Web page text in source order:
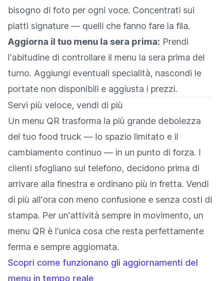
bisogno di foto per ogni voce. Concentrati sui
piatti signature — quelli che fanno fare la fila.
Aggiorna il tuo menu la sera prima: Prendi
l'abitudine di controllare il menu la sera prima del
turno. Aggiungi eventuali specialità, nascondi le
portate non disponibili e aggiusta i prezzi.
Servi più veloce, vendi di più
Un menu QR trasforma la più grande debolezza
del tuo food truck — lo spazio limitato e il
cambiamento continuo — in un punto di forza. I
clienti sfogliano sul telefono, decidono prima di
arrivare alla finestra e ordinano più in fretta. Vendi
di più all'ora con meno confusione e senza costi di
stampa. Per un'attività sempre in movimento, un
menu QR è l'unica cosa che resta perfettamente
ferma e sempre aggiornata.
Scopri come funzionano gli aggiornamenti del
menu in tempo reale